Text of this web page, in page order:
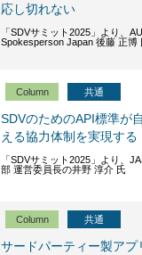
応し切れない
「SDVサミット2025」より、
Spokesperson Japan 後藤 正博
Column 共通
SDVのためのAPI標準が
える協力体制を実現する
「SDVサミット2025」より、
部 運営委員長の井野 淳介 氏
Column 共通
サードパーティー製アプ